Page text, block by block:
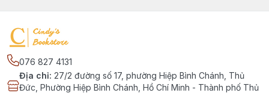
076 827 4131
Địa chỉ: 27/2 đường số 17, phường Hiệp Bình Chánh, Thủ
Đức, Phường Hiệp Bình Chánh, Hồ Chí Minh - Thành phố Thủ